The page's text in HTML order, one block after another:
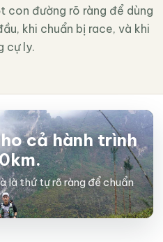
con đường rõ ràng để dùng
khi chuẩn bị race, và khi
cự ly.
cả hành trình
là thứ tự rõ ràng để chuẩn